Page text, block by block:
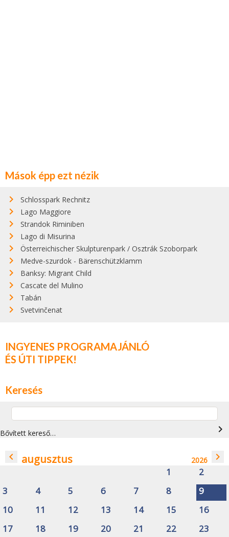
Mások épp ezt nézik
Schlosspark Rechnitz
Lago Maggiore
Strandok Riminiben
Lago di Misurina
Österreichischer Skulpturenpark / Osztrák Szoborpark
Medve-szurdok - Bärenschützklamm
Banksy: Migrant Child
Cascate del Mulino
Tabán
Svetvinčenat
INGYENES PROGRAMAJÁNLÓ
ÉS ÚTI TIPPEK!
Keresés
Bővített kereső… navigate_next
navigate_before augusztus 2026 navigate_next
1
2
3
4 5 6 7 8
9
10
11 12 13 14 15
16
17
18 19 20 21 22 23